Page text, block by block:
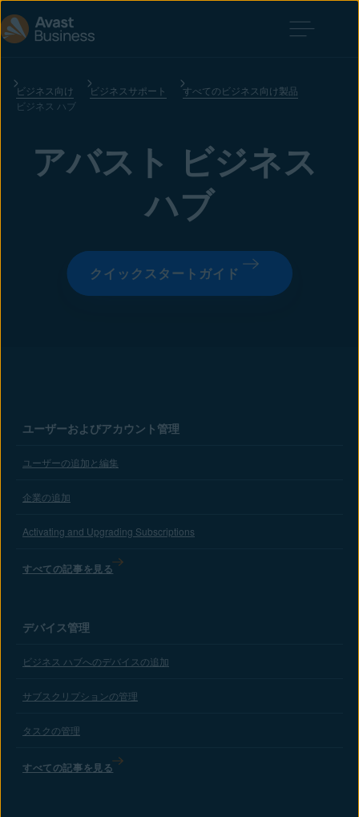
ビジネス向け ビジネスサポート
すべてのビジネス向け製品
ビジネス ハブ
アバスト ビジネス
ハブ
クイックスタートガイド
ユーザーおよびアカウント管理
ユーザーの追加と編集
企業の追加
Activating and Upgrading Subscriptions
すべての記事を見る
デバイス管理
ビジネス ハブへのデバイスの追加
サブスクリプションの管理
タスクの管理
すべての記事を見る